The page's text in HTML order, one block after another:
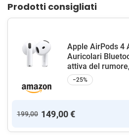
Prodotti consigliati
Apple AirPods 4
Auricolari
attiva del
−25%
199,00 149,00 €